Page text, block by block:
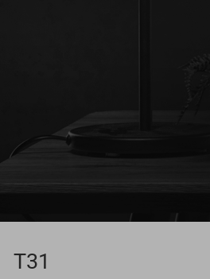
T31